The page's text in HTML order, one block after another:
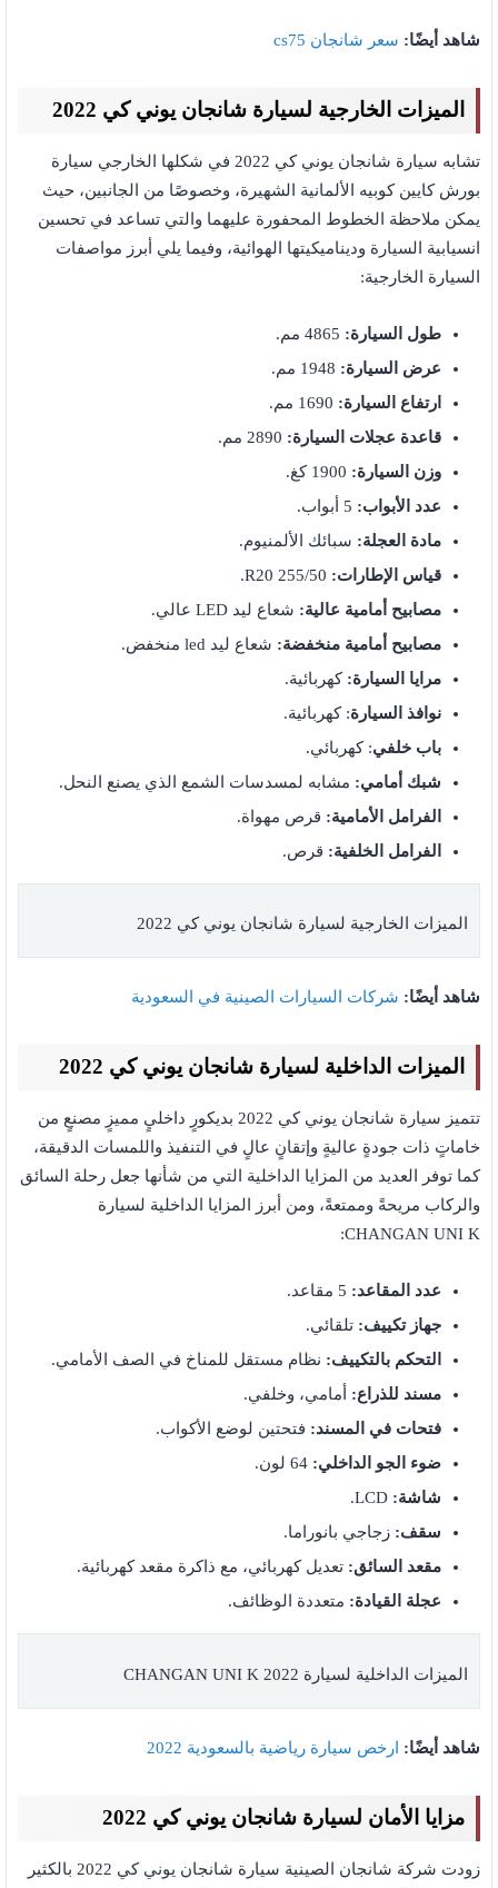
شاهد أيضًا: سعر شانجان cs75
الميزات الخارجية لسيارة شانجان يوني كي 2022
تشابه سيارة شانجان يوني كي 2022 في شكلها الخارجي سيارة
بورش كايين كوبيه الألمانية الشهيرة، وخصوصًا من الجانبين، حيث
يمكن ملاحظة الخطوط المحفورة عليهما والتي تساعد في تحسين
انسيابية السيارة وديناميكيتها الهوائية، وفيما يلي أبرز مواصفات
السيارة الخارجية:
طول السيارة:
عرض السيارة:
ارتفاع السيارة:
قاعدة عجلات السيارة:
وزن السيارة:
عدد الأبواب:
مادة العجلة: سبائك الألمنيوم.
قياس الإطارات:
مصابيح أمامية عالية: شعاع ليد LED عالي.
مصابيح أمامية منخفضة: شعاع ليد led منخفض.
مرايا السيارة: كهربائية.
نوافذ السيارة: كهربائية.
باب خلفي: كهربائي.
شبك أمامي: مشابه لمسدسات الشمع الذي يصنع النحل.
الفرامل الأمامية: قرص مهواة.
الفرامل الخلفية: قرص.
الميزات الخارجية لسيارة شانجان يوني كي 2022
شاهد أيضًا: شركات السيارات الصينية في السعودية
الميزات الداخلية لسيارة شانجان يوني كي 2022
تتميز سيارة شانجان يوني كي 2022 بديكورٍ داخليٍ مميزٍ مصنعٍ من
خاماتٍ ذات جودةٍ عاليةٍ وإتقانٍ عالٍ في التنفيذ واللمسات الدقيقة،
كما توفر العديد من المزايا الداخلية التي من شأنها جعل رحلة السائق
والركاب مريحةً وممتعةً، ومن أبرز المزايا الداخلية لسيارة
CHANGAN UNI K:
عدد المقاعد:
جهاز تكييف: تلقائي.
التحكم بالتكييف: نظام مستقل للمناخ في الصف الأمامي.
مسند للذراع: أمامي، وخلفي.
فتحات في المسند: فتحتين لوضع الأكواب.
ضوء الجو الداخلي:
شاشة:
سقف: زجاجي بانوراما.
مقعد السائق: تعديل كهربائي، مع ذاكرة مقعد كهربائية.
عجلة القيادة: متعددة الوظائف.
الميزات الداخلية لسيارة CHANGAN UNI K 2022
شاهد أيضًا: ارخص سيارة رياضية بالسعودية 2022
مزايا الأمان لسيارة شانجان يوني كي 2022
زودت شركة شانجان الصينية سيارة شانجان يوني كي 2022 بالكثير